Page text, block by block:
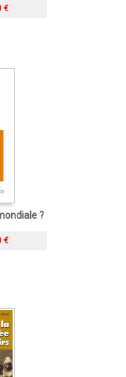
€
?
€